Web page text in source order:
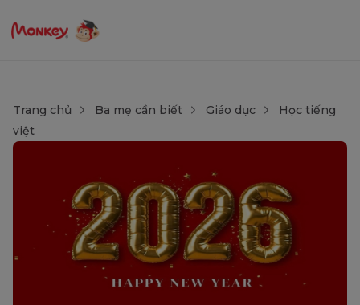
Trang chủ Ba mẹ cần biết Giáo dục
Học tiếng
việt